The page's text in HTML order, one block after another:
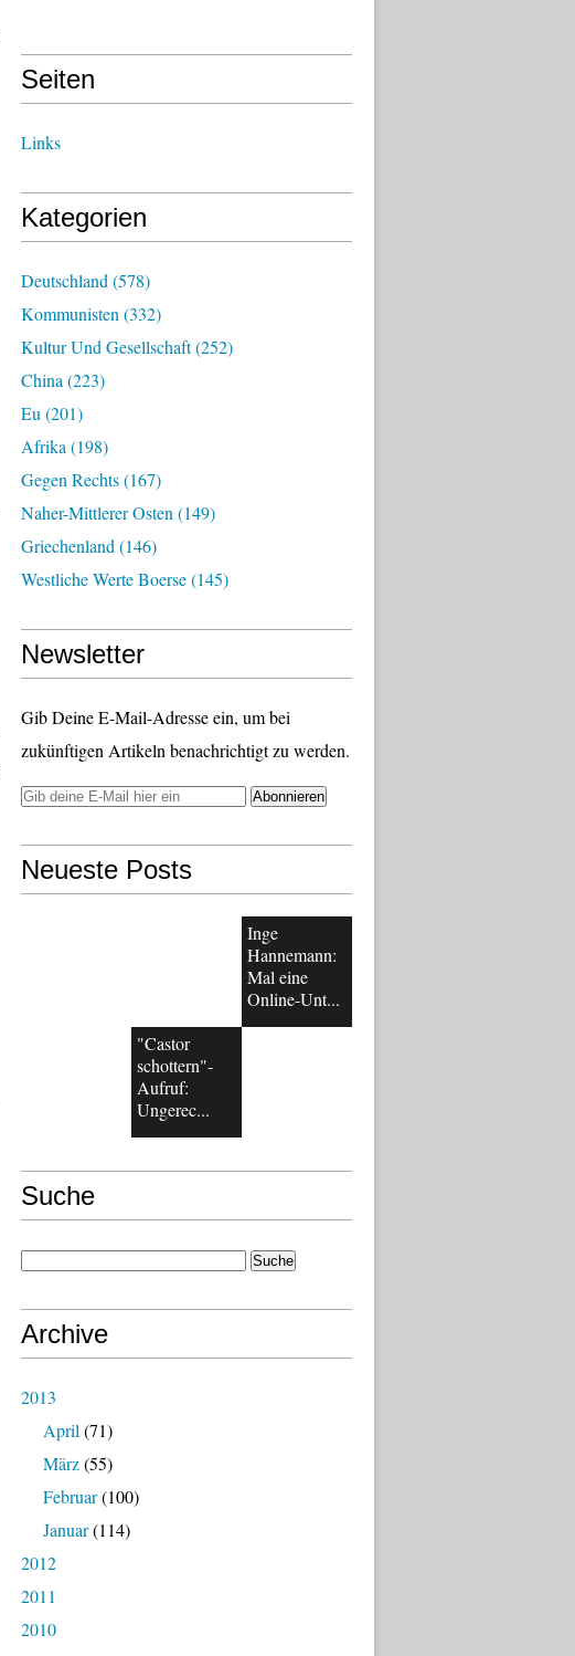
Seiten
Links
Kategorien
Deutschland (578)
Kommunisten (332)
Kultur Und Gesellschaft(252)
China (223)
Eu (201)
Afrika (198)
Gegen Rechts(167)
Naher-Mittlerer Osten (149)
Griechenland (146)
Westliche Werte Boerse(145)
Newsletter
Gib Deine E-Mail-Adresse ein, um bei
zukünftigen Artikeln benachrichtigt zu werden.
Neueste Posts
Inge
Hannemann:
Mal eine
Online-Unt...
"Castor
schottern"-
Aufruf:
Ungerec...
Suche
Archive
2013
April (71)
März(55)
Februar(100)
Januar(114)
2012
2011
2010